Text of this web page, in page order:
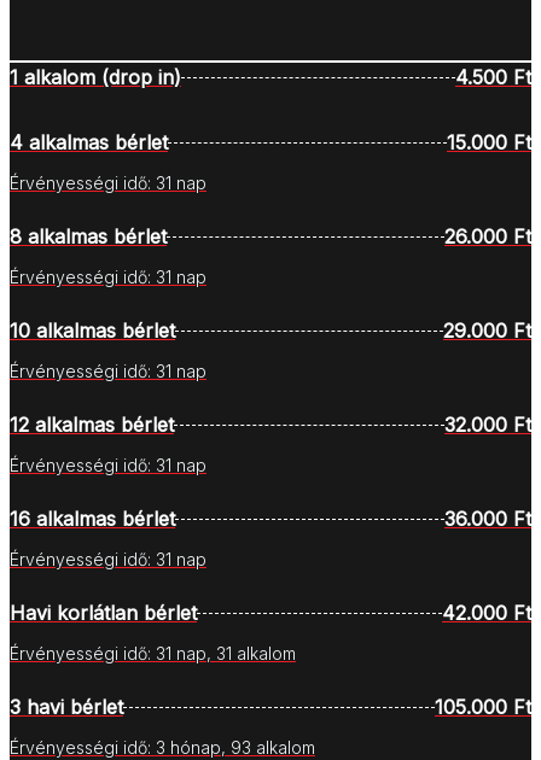
1 alkalom (drop in) 4.500 Ft
4 alkalmas bérlet 15.000 Ft
Érvényességi idő: 31 nap
8 alkalmas bérlet 26.000 Ft
Érvényességi idő: 31 nap
10 alkalmas bérlet 29.000 Ft
Érvényességi idő: 31 nap
12 alkalmas bérlet 32.000 Ft
Érvényességi idő: 31 nap
16 alkalmas bérlet 36.000 Ft
Érvényességi idő: 31 nap
Havi korlátlan bérlet 42.000 Ft
Érvényességi idő: 31 nap, 31 alkalom
3 havi bérlet 105.000 Ft
Érvényességi idő: 3 hónap, 93 alkalom